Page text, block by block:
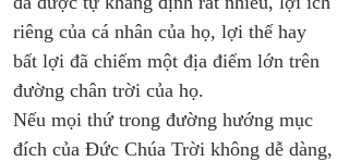
riêng của cá nhân của họ, lợi thế hay
bất lợi đã chiếm một địa điểm lớn trên
đường chân trời của họ.
Nếu mọi thứ trong đường hướng mục
đích của Đức Chúa Trời không dễ dàng,